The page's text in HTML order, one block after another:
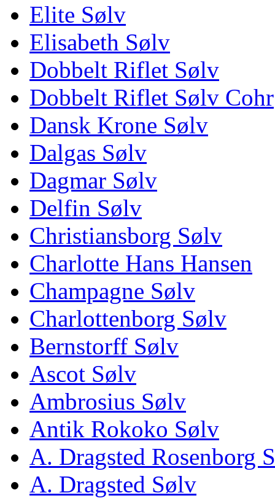
Elite Sølv
Elisabeth Sølv
Dobbelt Riflet Sølv
Dobbelt Riflet Sølv Cohr
Dansk Krone Sølv
Dalgas Sølv
Dagmar Sølv
Delfin Sølv
Christiansborg Sølv
Charlotte Hans Hansen
Champagne Sølv
Charlottenborg Sølv
Bernstorff Sølv
Ascot Sølv
Ambrosius Sølv
Antik Rokoko Sølv
A. Dragsted Rosenborg
A. Dragsted Sølv